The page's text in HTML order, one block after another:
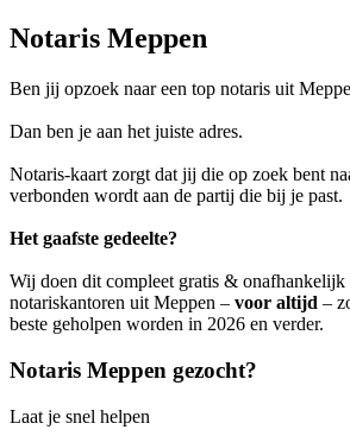
Notaris Meppen
Ben jij opzoek naar een top notaris uit
Dan ben je aan het juiste adres.
Notaris-kaart zorgt dat jij die op zoek bent
verbonden wordt aan de partij die bij je past.
Het gaafste gedeelte?
Wij doen dit compleet gratis & onafhankelijk
notariskantoren uit Meppen – voor altijd –
beste geholpen worden in 2026 en verder.
Notaris Meppen gezocht?
Laat je snel helpen